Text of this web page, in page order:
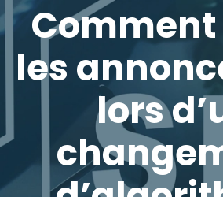
les
lors